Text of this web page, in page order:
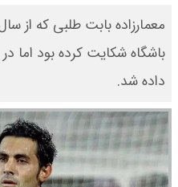
داده شد.